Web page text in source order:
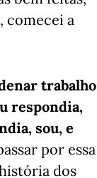
comecei a
trabalho
respondia,
sou, e
por essa
dos